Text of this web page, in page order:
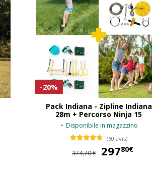
-20%
Pack Indiana - Zipline Indiana
28m + Percorso Ninja 15
Disponibile in magazzino
(60 avis)
374,70 € 29780€